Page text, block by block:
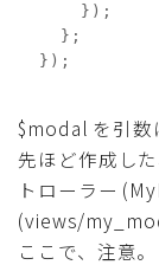
} ) ;
} ;
} ) ;
$modal を引数
先ほど作成し
トローラー
(views/
ここで、注意。